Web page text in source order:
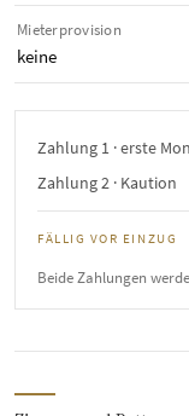
Mieterprovision
keine
Zahlung 1 · erste
Zahlung 2 · Kaution
FÄLLIG VOR EINZUG
Beide Zahlungen